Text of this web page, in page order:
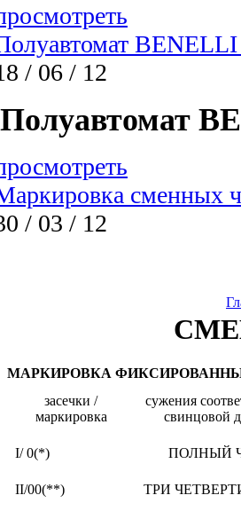
/ 06 / 12
Полуавтомат
сменных
/ 03 / 12
МАРКИРОВКА
засечки /
маркировка
сужения
свинцовой
I/ 0(*) ПОЛНЫЙ
II/00(**) ТРИ